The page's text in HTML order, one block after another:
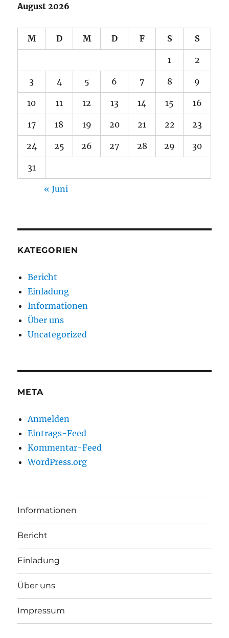
August 2026
M D M D F S S
1 2
3 4 5 6 7 8 9
10 11 12 13 14 15 16
17 18 19 20 21 22 23
24 25 26 27 28 29 30
31
« Juni
KATEGORIEN
Bericht
Einladung
Informationen
Über uns
Uncategorized
META
Anmelden
Eintrags-Feed
Kommentar-Feed
WordPress.org
Informationen
Bericht
Einladung
Über uns
Impressum